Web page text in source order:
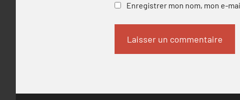
Enregistrer mon nom, mon e-